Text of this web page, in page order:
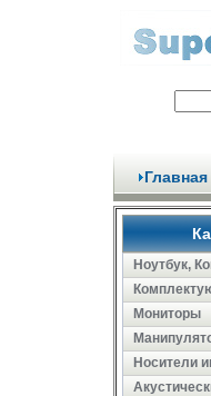
Главная
Ноутбук,
Мониторы
Носители